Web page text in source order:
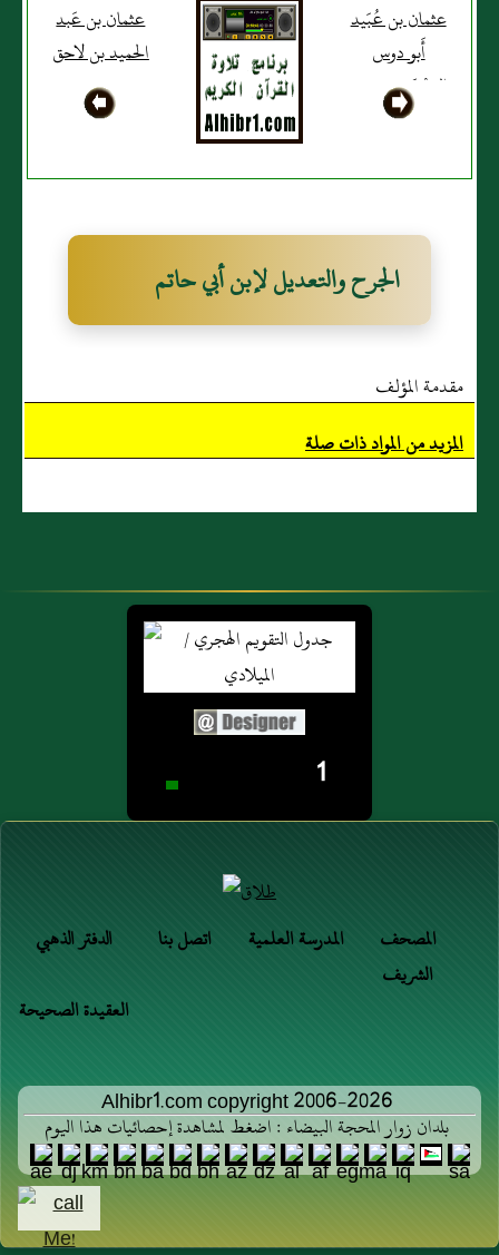
عثمان بن عُبَيد
أَبو دوس
اليَحْصَبي حمصي
عثمان بن عَبد
الحميد بن لاحق
الجرح والتعديل لإبن أبي حاتم
مقدمة المؤلف
المزيد من المواد ذات صلة
1
الدفتر الذهبي اتصل بنا المدرسة العلمية
المصحف
الشريف
العقيدة الصحيحة
Alhibr1.com copyright 2006-2026
بلدان زوار المحجة البيضاء : اضغط لمشاهدة إحصائيات هذا اليوم